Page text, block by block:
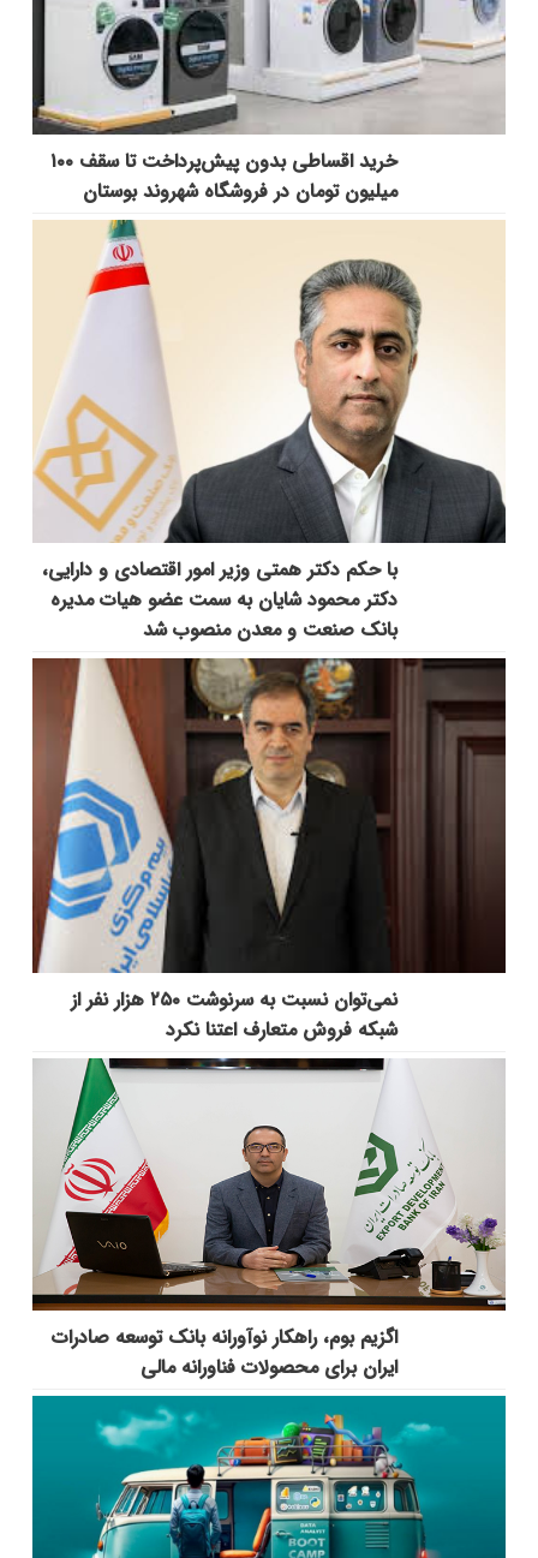
خرید اقساطی بدون پیش‌پرداخت تا سقف ۱۰۰
میلیون تومان در فروشگاه شهروند بوستان
با حکم دکتر همتی وزیر امور اقتصادی و دارایی،
دکتر محمود شایان به سمت عضو هیات مدیره
بانک صنعت و معدن منصوب شد
نمی‌توان نسبت به سرنوشت ۲۵۰ هزار نفر از
شبکه فروش متعارف اعتنا نکرد
اگزیم بوم، راهکار نوآورانه بانک توسعه صادرات
ایران برای محصولات فناورانه مالی